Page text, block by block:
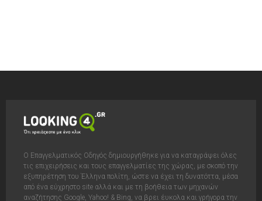
Ο Επαγγελματικός Οδηγός δημιουργήθηκε για να καταγράψει όλες
τις επιχειρήσεις και τους επαγγελματίες της χώρας, με σκοπό την
εξυπηρέτηση του Έλληνα πολίτη, ώστε να έχει τη δυνατόττα, μέσα
από ένα εύχρηστο site αλλά και με τη βοήθεια των μηχανών
αναζήτησης Google, Yahoo! & Bing, να βρει έυκολα και γρήγορα την